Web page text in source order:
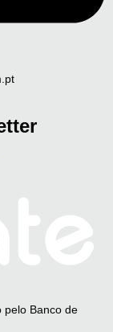
pelo Banco de